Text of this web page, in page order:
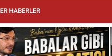
HABERLER